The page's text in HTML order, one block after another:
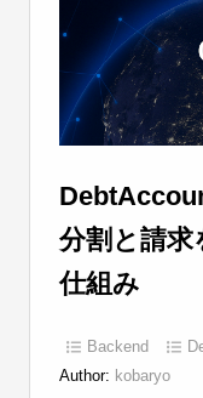
分割と請求
仕組み
Backend
Author: kobaryo